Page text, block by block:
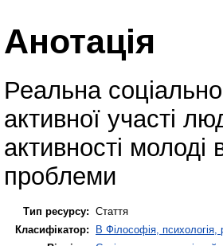
Анотація
Реальна
активної участі
активності
проблеми
Тип ресурсу: Стаття
Класифікатор:
B Філософія, психологія,